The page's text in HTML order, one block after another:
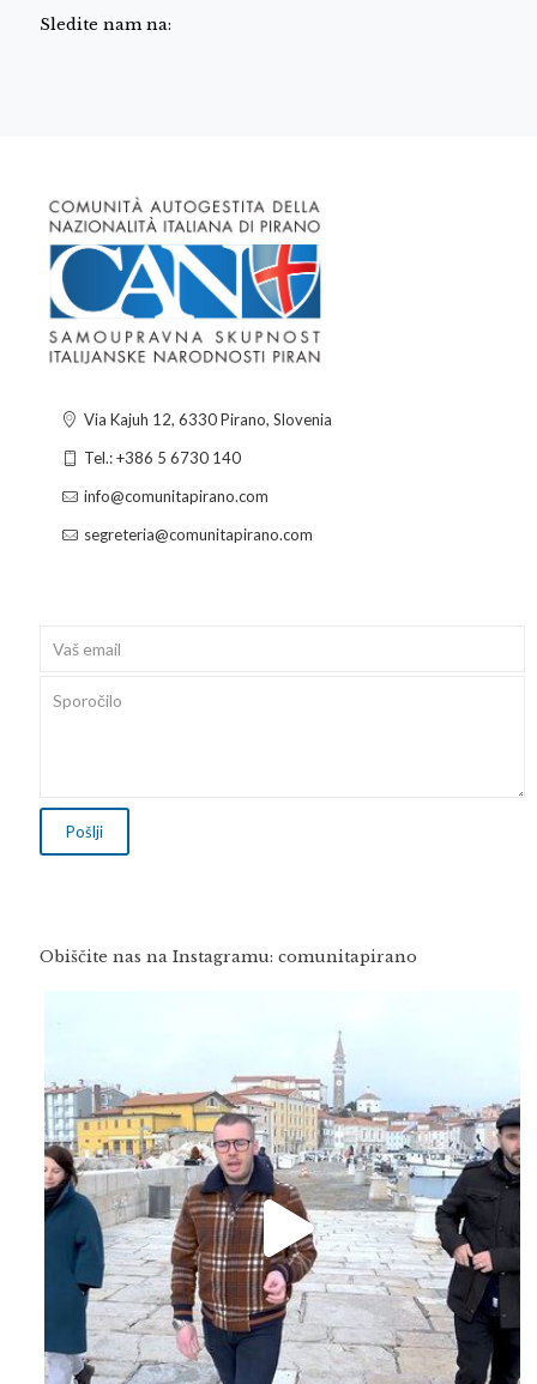
Sledite nam na:
Via Kajuh 12, 6330 Pirano, Slovenia
Tel.: +386 5 6730 140
info@comunitapirano.com
segreteria@comunitapirano.com
Obiščite nas na Instagramu: comunitapirano